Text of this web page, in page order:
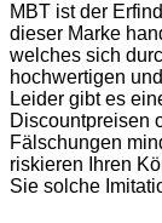
MBT ist der
dieser Marke
welches sich
hochwertigen
Leider gibt es
Discountpreisen
Fälschungen
riskieren Ihren
Sie solche